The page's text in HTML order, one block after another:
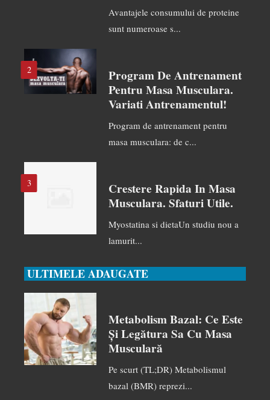
Avantajele consumului de proteine
sunt numeroase s...
2
Program De Antrenament
Pentru Masa Musculara.
Variati Antrenamentul!
Program de antrenament pentru
masa musculara: de c...
3
Crestere Rapida In Masa
Musculara. Sfaturi Utile.
Myostatina si dietaUn studiu nou a
lamurit...
ULTIMELE ADAUGATE
Metabolism Bazal: Ce Este
Și Legătura Sa Cu Masa
Musculară
Pe scurt (TL;DR) Metabolismul
bazal (BMR) reprezi...